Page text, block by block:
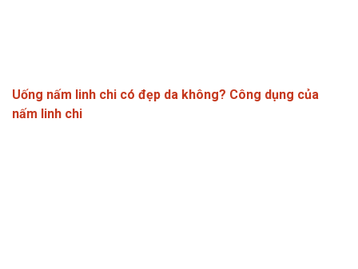
Uống nấm linh chi có đẹp da không? Công dụng của
nấm linh chi